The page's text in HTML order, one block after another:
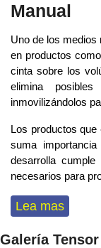
Manual
Uno de los
en productos
cinta sobre los
elimina
inmovilizándolos
Los productos
suma
desarrolla
necesarios para
Lea mas
Galería